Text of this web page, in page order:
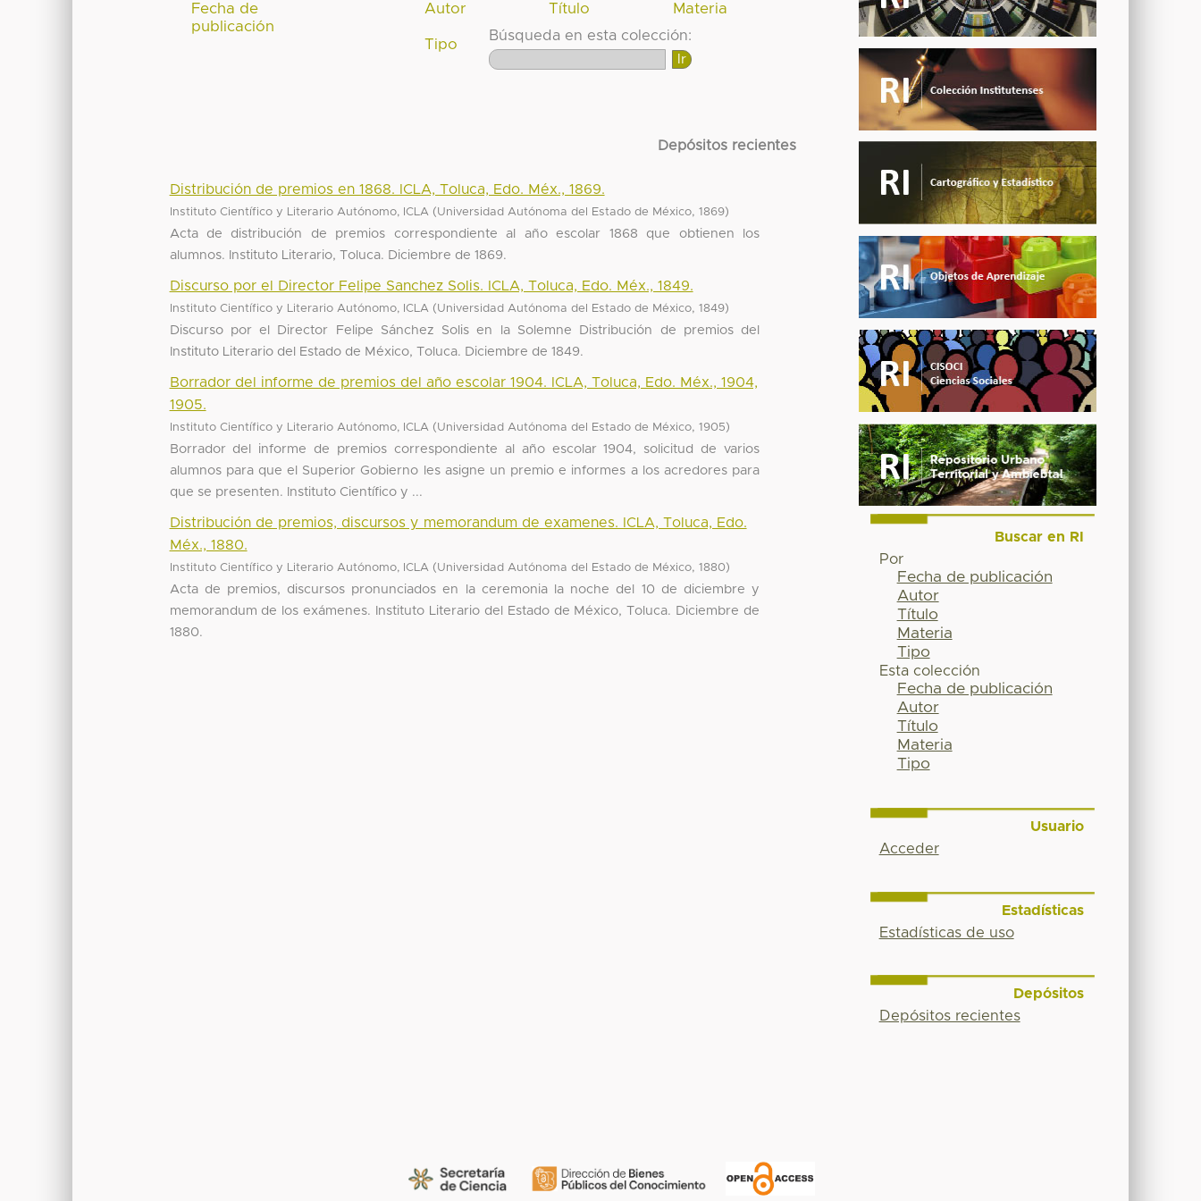
Fecha de
publicación
Autor Título Materia
Tipo
Búsqueda en esta colección:
Depósitos recientes
Distribución de premios en 1868. ICLA, Toluca, Edo. Méx., 1869.
Instituto Científico y Literario Autónomo, ICLA (Universidad Autónoma del Estado de México, 1869)
Acta de distribución de premios correspondiente al año escolar 1868 que obtienen los
alumnos. Instituto Literario, Toluca. Diciembre de 1869.
Discurso por el Director Felipe Sanchez Solis. ICLA, Toluca, Edo. Méx., 1849.
Instituto Científico y Literario Autónomo, ICLA (Universidad Autónoma del Estado de México, 1849)
Discurso por el Director Felipe Sánchez Solis en la Solemne Distribución de premios del
Instituto Literario del Estado de México, Toluca. Diciembre de 1849.
Borrador del informe de premios del año escolar 1904. ICLA, Toluca, Edo. Méx., 1904,
1905.
Instituto Científico y Literario Autónomo, ICLA (Universidad Autónoma del Estado de México, 1905)
Borrador del informe de premios correspondiente al año escolar 1904, solicitud de varios
alumnos para que el Superior Gobierno les asigne un premio e informes a los acredores para
que se presenten. Instituto Científico y ...
Distribución de premios, discursos y memorandum de examenes. ICLA, Toluca, Edo.
Méx., 1880.
Instituto Científico y Literario Autónomo, ICLA (Universidad Autónoma del Estado de México, 1880)
Acta de premios, discursos pronunciados en la ceremonia la noche del 10 de diciembre y
memorandum de los exámenes. Instituto Literario del Estado de México, Toluca. Diciembre de
1880.
Buscar en RI
Por
Fecha de publicación
Autor
Título
Materia
Tipo
Esta colección
Fecha de publicación
Autor
Título
Materia
Tipo
Usuario
Acceder
Estadísticas
Estadísticas de uso
Depósitos
Depósitos recientes